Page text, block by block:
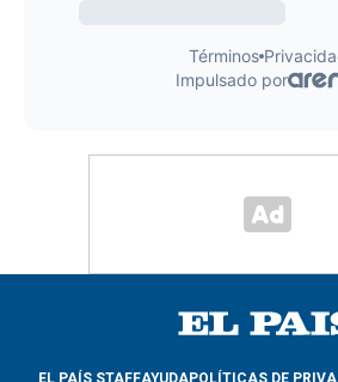
EL PAÍS STAFFAYUDAPOLÍTICAS DE